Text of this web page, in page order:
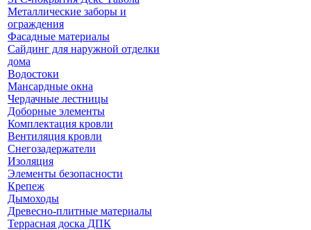
Металлические заборы и
ограждения
Фасадные материалы
Сайдинг для наружной отделки
дома
Водостоки
Мансардные окна
Чердачные лестницы
Доборные элементы
Комплектация кровли
Вентиляция кровли
Снегозадержатели
Изоляция
Элементы безопасности
Крепеж
Дымоходы
Древесно-плитные материалы
Террасная доска ДПК